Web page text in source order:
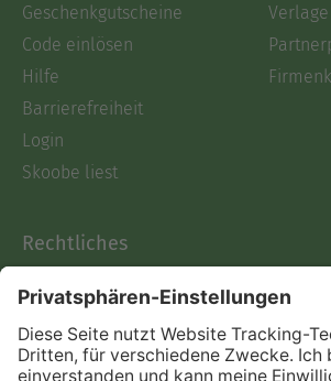
Geschenkgutscheine
Code einlösen
Hilfe
Barrierefreiheit
Login
Skoobe liest
Verlage
Rechtliches
AGB
Informationen nach Data
Act